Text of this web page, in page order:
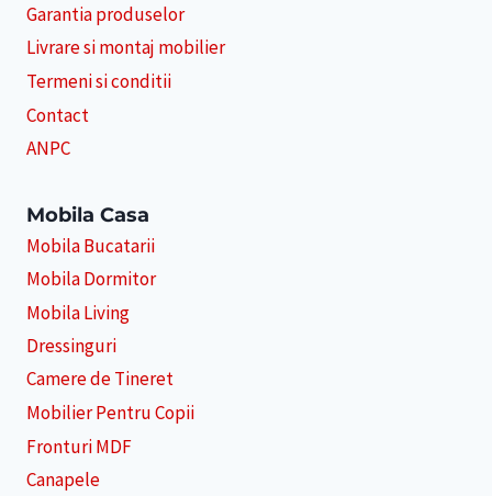
Garantia produselor
Livrare si montaj mobilier
Termeni si conditii
Contact
ANPC
Mobila Casa
Mobila Bucatarii
Mobila Dormitor
Mobila Living
Dressinguri
Camere de Tineret
Mobilier Pentru Copii
Fronturi MDF
Canapele